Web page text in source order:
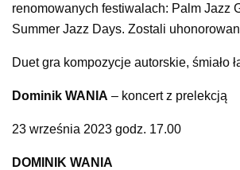
renomowanych festiwalach: Palm Jazz
Summer Jazz Days. Zostali
Duet gra kompozycje autorskie,
Dominik WANIA – koncert z prelekcją
23 września 2023 godz. 17.00
DOMINIK WANIA